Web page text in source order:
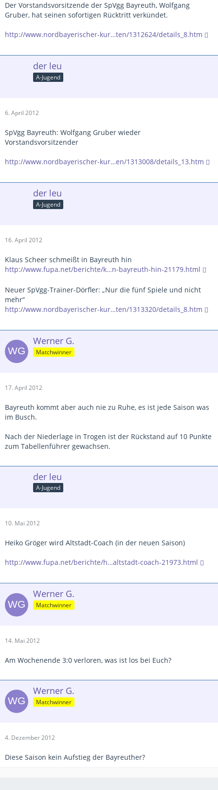
Der Vorstandsvorsitzende der SpVgg Bayreuth, Wolfgang
Gruber, hat seinen sofortigen Rücktritt verkündet.
http://www.nordbayerischer-kur…ten/1312624/details_8.htm
der leu
A-Jugend
6. April 2012
SpVgg Bayreuth: Wolfgang Gruber wieder
Vorstandsvorsitzender
http://www.nordbayerischer-kur…en/1313008/details_13.htm
der leu
A-Jugend
16. April 2012
Klaus Scheer schmeißt in Bayreuth hin
http://www.fupa.net/berichte/k…n-bayreuth-hin-21179.html
Neuer SpVgg-Trainer-Dörfler: „Nur die fünf Spiele und nicht
mehr“
http://www.nordbayerischer-kur…ten/1313320/details_8.htm
Werner G.
Matchwinner
17. April 2012
Bayreuth kommt aber auch nie zu Ruhe, es ist jede Saison was
im Busch.
Nach der Niederlage in Trogen ist der Rückstand auf 10 Punkte
zum Tabellenführer gewachsen.
der leu
A-Jugend
10. Mai 2012
Heiko Gröger wird Altstadt-Coach (in der neuen Saison)
http://www.fupa.net/berichte/h…altstadt-coach-21973.html
Werner G.
Matchwinner
14. Mai 2012
Am Wochenende 3:0 verloren, was ist los bei Euch?
Werner G.
Matchwinner
4. Dezember 2012
Diese Saison kein Aufstieg der Bayreuther?